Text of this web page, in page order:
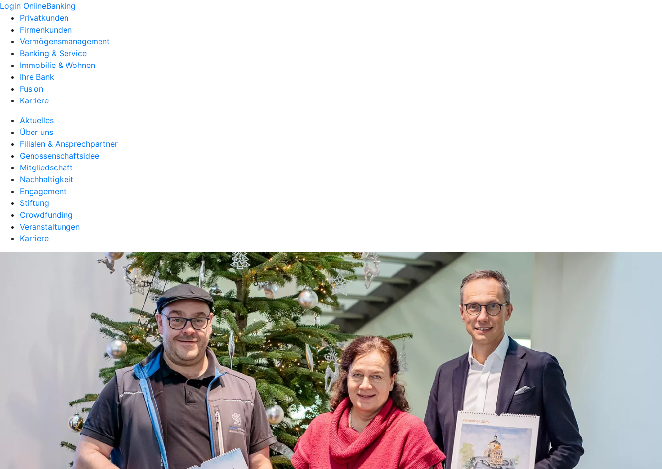
Login OnlineBanking
Privatkunden
Firmenkunden
Vermögensmanagement
Banking & Service
Immobilie & Wohnen
Ihre Bank
Fusion
Karriere
Aktuelles
Über uns
Filialen & Ansprechpartner
Genossenschaftsidee
Mitgliedschaft
Nachhaltigkeit
Engagement
Stiftung
Crowdfunding
Veranstaltungen
Karriere